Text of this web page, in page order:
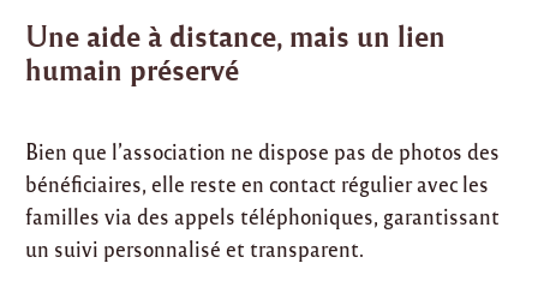
Une aide à distance, mais un lien
humain préservé
Bien que l’association ne dispose pas de photos des
bénéficiaires, elle reste en contact régulier avec les
familles via des appels téléphoniques, garantissant
un suivi personnalisé et transparent.